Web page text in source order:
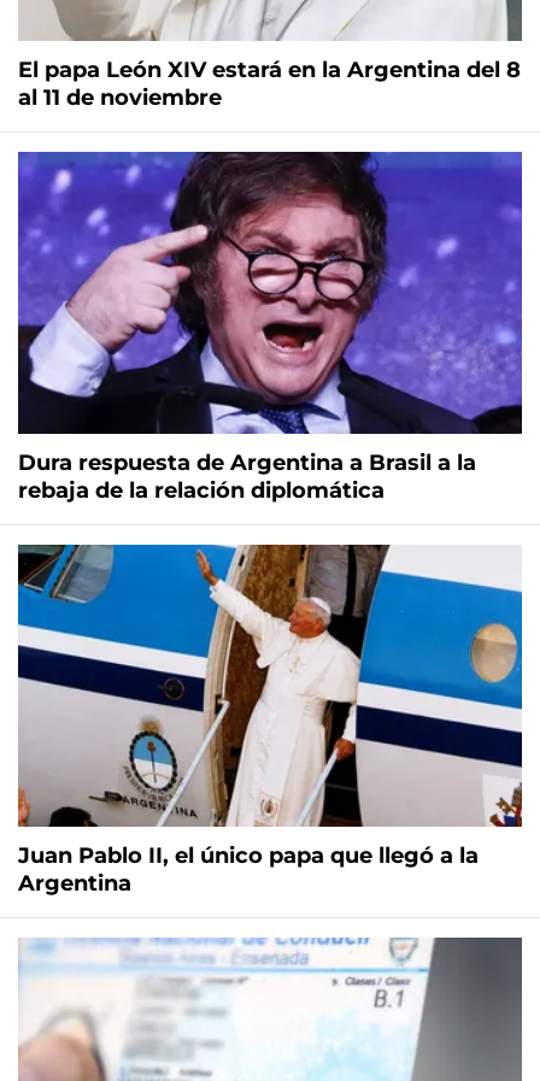
El papa León XIV estará en la Argentina del 8
al 11 de noviembre
Dura respuesta de Argentina a Brasil a la
rebaja de la relación diplomática
Juan Pablo II, el único papa que llegó a la
Argentina